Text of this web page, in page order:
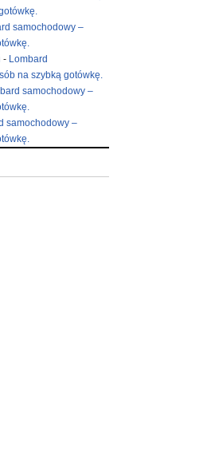
samochodowy –
- Lombard
na szybką gotówkę.
samochodowy –
samochodowy –